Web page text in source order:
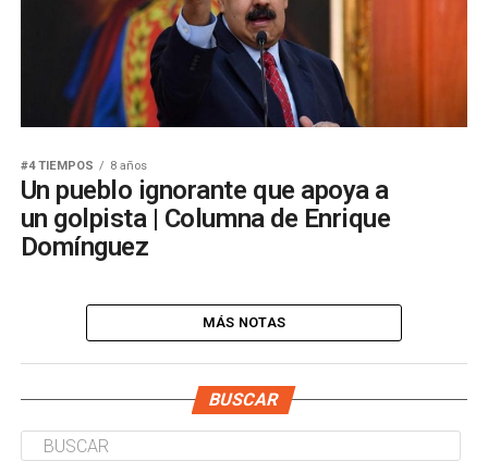
#4 TIEMPOS 8 años
Un pueblo ignorante que apoya a
un golpista | Columna de Enrique
Domínguez
MÁS NOTAS
BUSCAR